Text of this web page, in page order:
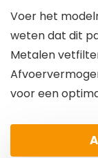
Voer het
weten dat dit
Metalen
voor een